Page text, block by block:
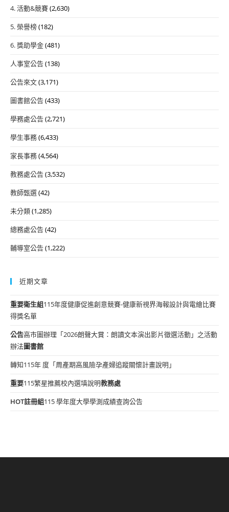
4. 活動&競賽(2,630)
5. 榮譽榜(182)
6. 獎助學金(481)
人事室公告(138)
公告來文(3,171)
圖書館公告(433)
學務處公告(2,721)
學生事務(6,433)
家長事務(4,564)
教務處公告(3,532)
教師甄選(42)
未分類(1,285)
總務處公告(42)
輔導室公告(1,222)
近期文章
重要衛生組115年度健康促進創意競賽-健康新視界海報設計與電繪比賽
得獎名單
公告高市圖辦理「2026朗聲大賞：朗讀文本演出影片徵選活動」之活動
辦法圖書館
轉知115年 度「周產期高風險孕產婦追蹤關懷計畫說明」
重要115繁星推薦校內選填說明教務處
HOT註冊組115 學年度大學學測成績查詢公告